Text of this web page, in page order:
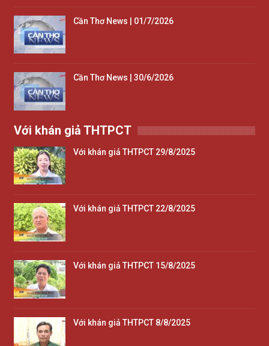
Cần Thơ News | 01/7/2026
Cần Thơ News | 30/6/2026
Với khán giả THTPCT
Với khán giả THTPCT 29/8/2025
Với khán giả THTPCT 22/8/2025
Với khán giả THTPCT 15/8/2025
Với khán giả THTPCT 8/8/2025